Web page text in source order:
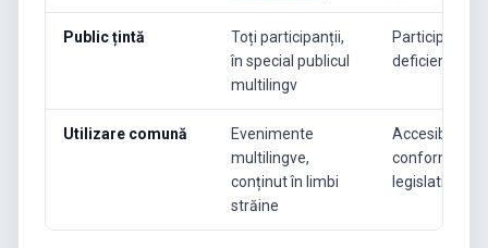
Public țintă
Toți participanții,
în special publicul
multilingv
Participanții
deficiențe de
Utilizare comună
Evenimente
multilingve,
conținut în limbi
străine
Accesibilitate,
conformitate
legislativă